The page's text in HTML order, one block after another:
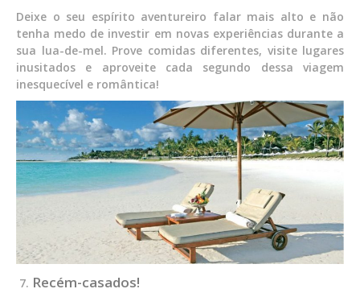
Deixe o seu espírito aventureiro falar mais alto e não
tenha medo de investir em novas experiências durante a
sua lua-de-mel. Prove comidas diferentes, visite lugares
inusitados e aproveite cada segundo dessa viagem
inesquecível e romântica!
Recém-casados!